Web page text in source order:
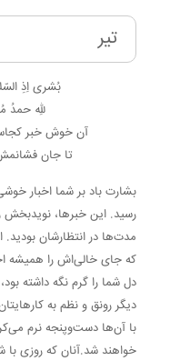
تیر
بُشری اِذِ
للهِ حمدُ
آن خوش خبر
تا جان
بشارت باد بر شما اخبار
رسید. این خبرها، نویدبخش
مدت‌ها در انتظارشان
که جای خالی‌اش را همیشه
دل شما را گرم نگه داشته
دیگر رونق و نظم به
با آن‌ها دست‌وپنجه نرم
خواهند شد.آنان که روزی با